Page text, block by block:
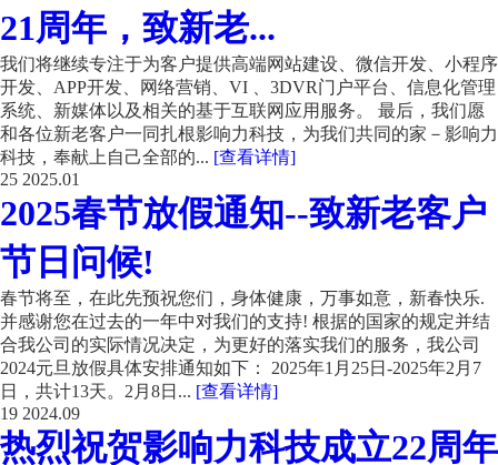
21周年，致新老...
我们将继续专注于为客户提供高端网站建设、微信开发、小程序
开发、APP开发、网络营销、VI 、3DVR门户平台、信息化管理
系统、新媒体以及相关的基于互联网应用服务。 最后，我们愿
和各位新老客户一同扎根影响力科技，为我们共同的家－影响力
科技，奉献上自己全部的... [查看详情]
25 2025.01
2025春节放假通知--致新老客户
节日问候!
春节将至，在此先预祝您们，身体健康，万事如意，新春快乐.
并感谢您在过去的一年中对我们的支持! 根据的国家的规定并结
合我公司的实际情况决定，为更好的落实我们的服务，我公司
2024元旦放假具体安排通知如下： 2025年1月25日-2025年2月7
日，共计13天。2月8日... [查看详情]
19 2024.09
热烈祝贺影响力科技成立22周年